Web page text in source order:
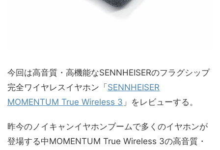
今回は高音質・高機能なSENNHEISERのフラグシップ
完全ワイヤレスイヤホン「SENNHEISER
MOMENTUM True Wireless 3 」をレビューする。
昨今のノイキャンイヤホンブームで多くのイヤホンが
登場する中MOMENTUM True Wireless 3の高音質・